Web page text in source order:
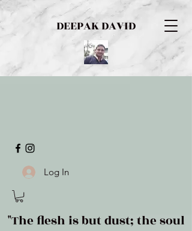
DEEPAK DAVID
Log In
"The flesh is but dust; the soul